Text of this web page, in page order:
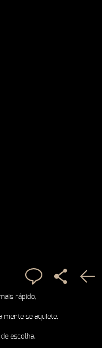
rápido,
mente se aquiete.
escolha,